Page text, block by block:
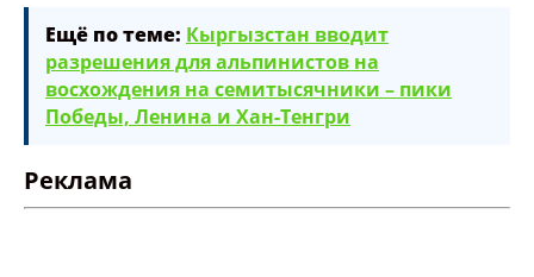
Ещё по теме: Кыргызстан вводит
разрешения для альпинистов на
восхождения на семитысячники – пики
Победы, Ленина и Хан-Тенгри
Реклама